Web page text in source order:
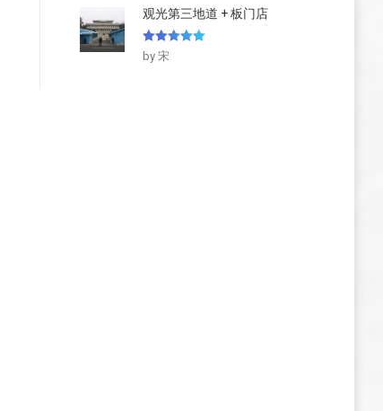
观光第三地道 + 板门店
5out of 5
by 宋